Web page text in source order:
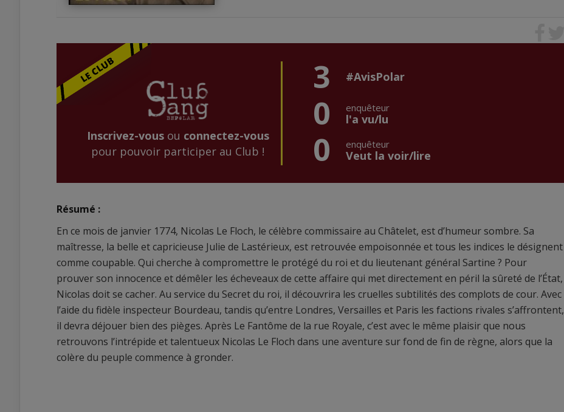
Inscrivez-vousou connectez-vous
pour pouvoir participer au Club !
3 #AvisPolar
0 enquêteur
l'a vu/lu
0 enquêteur
Veut la voir/lire
Résumé :
En ce mois de janvier 1774, Nicolas Le Floch, le célèbre commissaire au Châtelet, est d’humeur sombre. Sa
maîtresse, la belle et capricieuse Julie de Lastérieux, est retrouvée empoisonnée et tous les indices le désignent
comme coupable. Qui cherche à compromettre le protégé du roi et du lieutenant général Sartine ? Pour
prouver son innocence et démêler les écheveaux de cette affaire qui met directement en péril la sûreté de l’État,
Nicolas doit se cacher. Au service du Secret du roi, il découvrira les cruelles subtilités des complots de cour. Avec
l’aide du fidèle inspecteur Bourdeau, tandis qu’entre Londres, Versailles et Paris les factions rivales s’affrontent,
il devra déjouer bien des pièges. Après Le Fantôme de la rue Royale, c’est avec le même plaisir que nous
retrouvons l’intrépide et talentueux Nicolas Le Floch dans une aventure sur fond de fin de règne, alors que la
colère du peuple commence à gronder.